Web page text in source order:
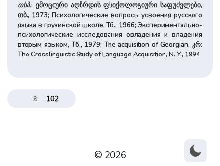
თხზ.: ემოციური აღზრდის ფსიქოლოგიური საფუძვლები,
თბ., 1973; Психологические вопросы усвоения русского
языка в грузинской школе, Тб., 1966; Экспериментально-
психологические исследования овладения и владения
вторым языком, Тб., 1979; The acquisition of Georgian, კრ:
The Crosslinguistic Study of Language Acquisition, N. Y., 1994
102
© 2026